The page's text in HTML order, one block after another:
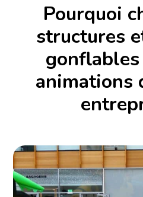
Pourquoi
structures
animations